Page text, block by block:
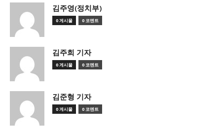
김주영(정치부)
0 게시물 0 코멘트
김주희 기자
0 게시물 0 코멘트
김준형 기자
0 게시물 0 코멘트